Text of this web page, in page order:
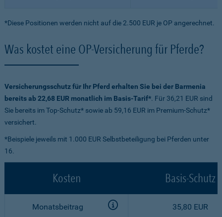
*Diese Positionen werden nicht auf die 2.500 EUR je OP angerechnet.
Was kostet eine OP-Versicherung für Pferde?
Versicherungsschutz für Ihr Pferd erhalten Sie bei der Barmenia
bereits ab 22,68 EUR monatlich im Basis-Tarif*. Für 36,21 EUR sind
Sie bereits im Top-Schutz* sowie ab 59,16 EUR im Premium-Schutz*
versichert.
*Beispiele jeweils mit 1.000 EUR Selbstbeteiligung bei Pferden unter
16.
Kosten Basis-Schutz
Monatsbeitrag 35,80 EUR